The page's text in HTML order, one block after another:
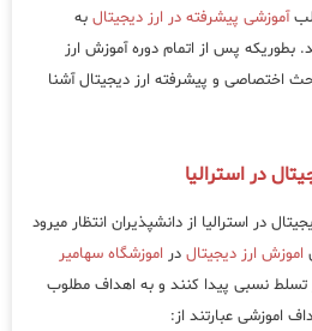
آموزشی پیشرفته در ارز دیجیتال به
بطوریکه پس از اتمام دوره آموزش ارز
اختصاصی و پیشرفته ارز دیجیتال آشنا
در استرالیا
در استرالیا از دانشپذیران انتظار میرود
اموزش ارز دیجیتال در اموزشگاه سهامیر
تسلط نسبی پیدا کنند و به اهداف مطلوب
اموزشی عبارتند از: